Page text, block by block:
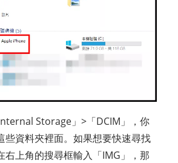
Storage」>「DCIM」，你
些資料夾裡面。如果想要快速尋找
右上角的搜尋框輸入「IMG」，那